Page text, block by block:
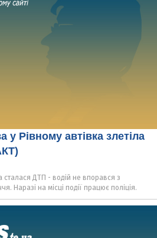
у Рівному автівка злетіла
сталася ДТП - водій не впорався з
Наразі на місці події працює поліція.